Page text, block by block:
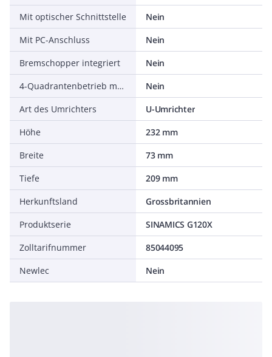
Mit optischer Schnittstelle
Nein
Mit PC-Anschluss
Nein
Bremschopper integriert
Nein
4-Quadrantenbetrieb möglich
Nein
Art des Umrichters
U-Umrichter
Höhe
232 mm
Breite
73 mm
Tiefe
209 mm
Herkunftsland
Grossbritannien
Produktserie
SINAMICS G120X
Zolltarifnummer
85044095
Newlec
Nein